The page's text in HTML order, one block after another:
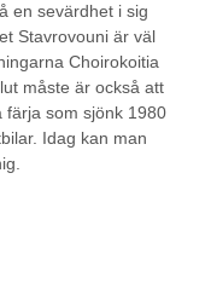
en sevärdhet i sig
Stavrovouni är väl
Choirokoitia
måste är också att
färja som sjönk 1980
Idag kan man